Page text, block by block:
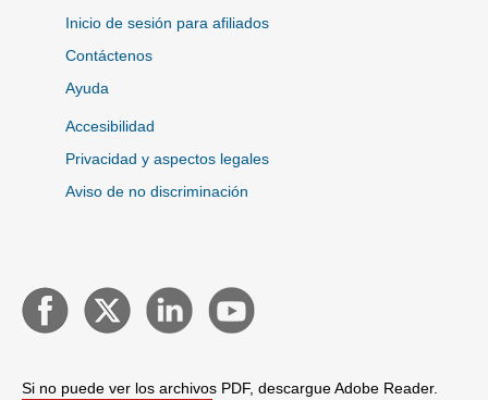
Inicio de sesión para afiliados
Contáctenos
Ayuda
Accesibilidad
Privacidad y aspectos legales
Aviso de no discriminación
Si no puede ver los archivos PDF, descargue Adobe Reader.